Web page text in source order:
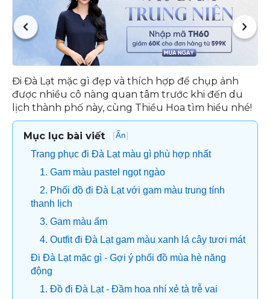
Đi Đà Lạt mặc gì đẹp và thích hợp để chụp ảnh
được nhiều cô nàng quan tâm trước khi đến du
lịch thành phố này, cùng Thiều Hoa tìm hiểu nhé!
Mục lục bài viết [Ẩn]
Trang phục đi Đà Lạt màu gì phù hợp nhất
1. Gam màu pastel ngọt ngào
2. Phối đồ đi Đà Lạt với gam màu trung tính
thanh lịch
3. Gam màu ấm
4. Outfit đi Đà Lạt gam màu xanh lá cây tươi mát
Đi Đà Lạt mặc gì - Gợi ý phối đồ mùa hè năng
động
1. Đồ đi Đà Lạt - Đầm hoa nhí xẻ tà trễ vai